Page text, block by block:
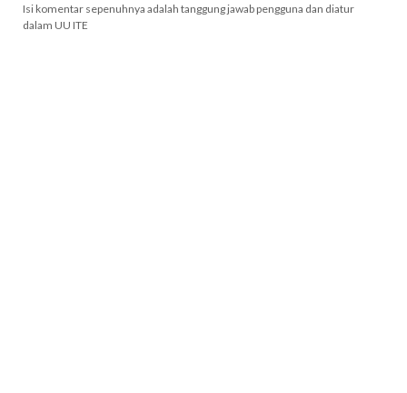
Isi komentar sepenuhnya adalah tanggung jawab pengguna dan diatur
dalam UU ITE